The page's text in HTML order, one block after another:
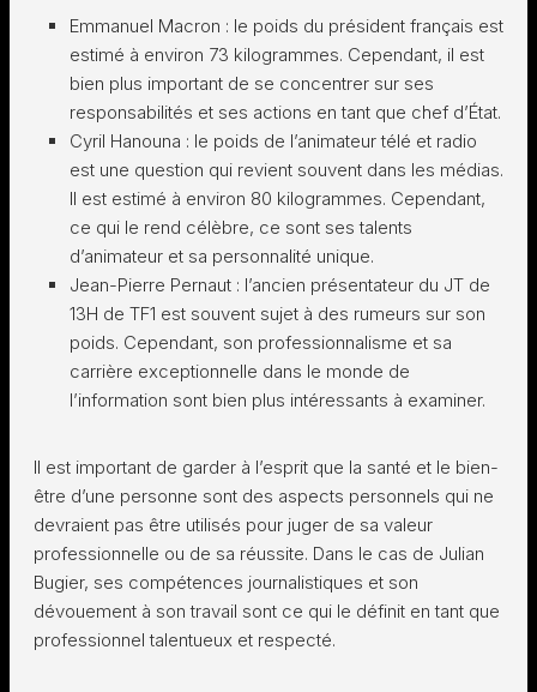
Emmanuel Macron : le poids du président français est
estimé à environ 73 kilogrammes. Cependant, il est
bien plus important de se concentrer sur ses
responsabilités et ses actions en tant que chef d’État.
Cyril Hanouna : le poids de l’animateur télé et radio
est une question qui revient souvent dans les médias.
Il est estimé à environ 80 kilogrammes. Cependant,
ce qui le rend célèbre, ce sont ses talents
d’animateur et sa personnalité unique.
Jean-Pierre Pernaut : l’ancien présentateur du JT de
13H de TF1 est souvent sujet à des rumeurs sur son
poids. Cependant, son professionnalisme et sa
carrière exceptionnelle dans le monde de
l’information sont bien plus intéressants à examiner.
Il est important de garder à l’esprit que la santé et le bien-
être d’une personne sont des aspects personnels qui ne
devraient pas être utilisés pour juger de sa valeur
professionnelle ou de sa réussite. Dans le cas de Julian
Bugier, ses compétences journalistiques et son
dévouement à son travail sont ce qui le définit en tant que
professionnel talentueux et respecté.